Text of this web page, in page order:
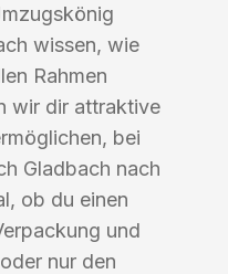
wissen, wie
Rahmen
wir dir attraktive
bei
Gladbach nach
ob du einen
und
nur den